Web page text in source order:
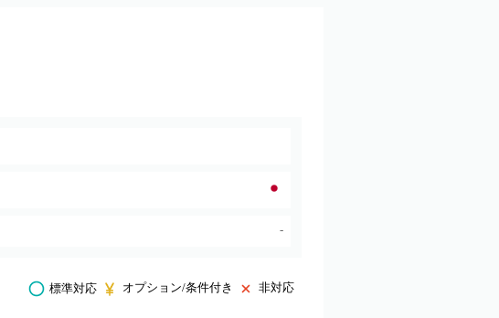
-
標準対応 オプション/条件付き 非対応